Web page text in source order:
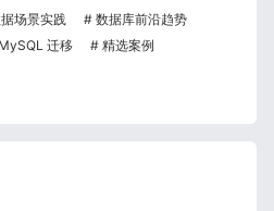
场景实践
数据库前沿趋势
MySQL 迁移 精选案例